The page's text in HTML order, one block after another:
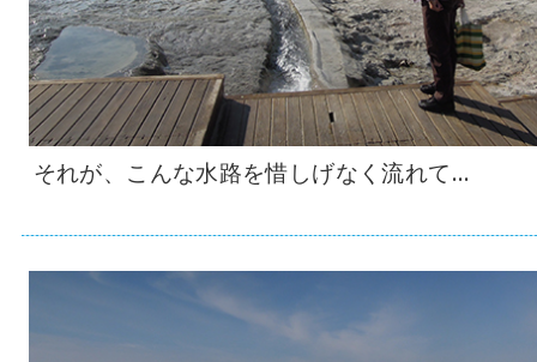
それが、こんな水路を惜しげなく流れて…